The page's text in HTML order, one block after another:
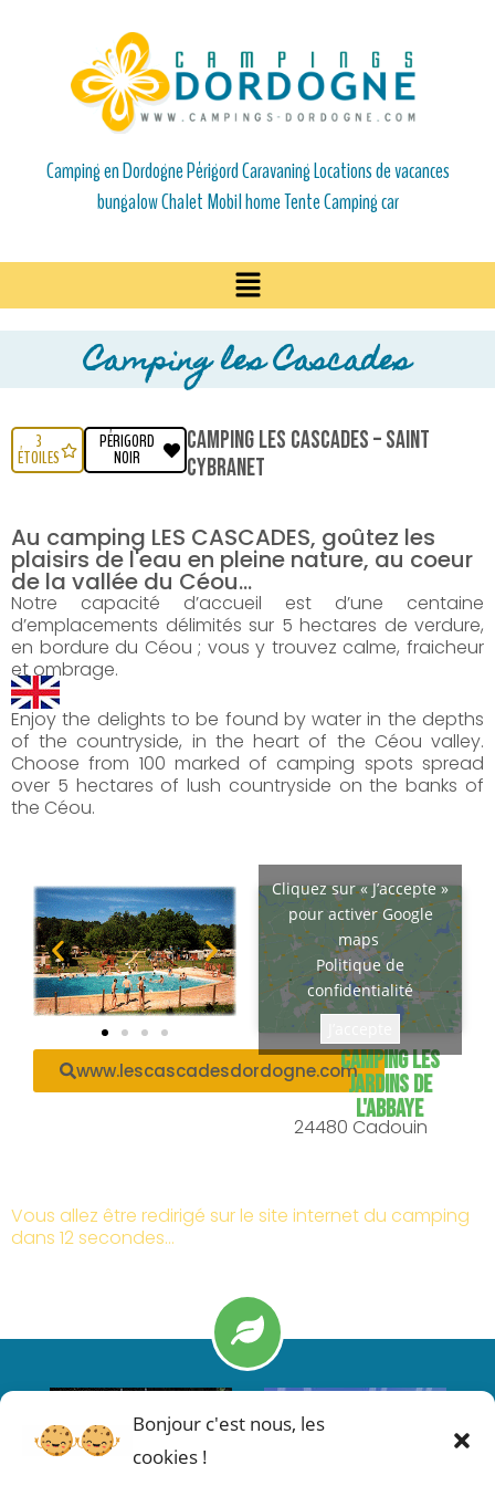
Bonjour c'est nous, les
cookies !
Camping en Dordogne Périgord Caravaning Locations de vacances
bungalow Chalet Mobil home Tente Camping car
Camping les Cascades
3
ÉTOILES
PÉRIGORD
NOIR
Camping les Cascades – Saint
Cybranet
Au camping LES CASCADES, goûtez les
plaisirs de l'eau en pleine nature, au coeur
de la vallée du Céou...
Notre capacité d’accueil est d’une centaine
d’emplacements délimités sur 5 hectares de verdure,
en bordure du Céou ; vous y trouvez calme, fraicheur
et ombrage.
Enjoy the delights to be found by water in the depths
of the countryside, in the heart of the Céou valley.
Choose from 100 marked of camping spots spread
over 5 hectares of lush countryside on the banks of
the Céou.
www.lescascadesdordogne.com
Cliquez sur « J’accepte »
pour activer Google
maps
Politique de
confidentialité
CAMPING LES
JARDINS DE
L'ABBAYE
24480 Cadouin
Vous allez être redirigé sur le site internet du camping
dans 12 secondes…